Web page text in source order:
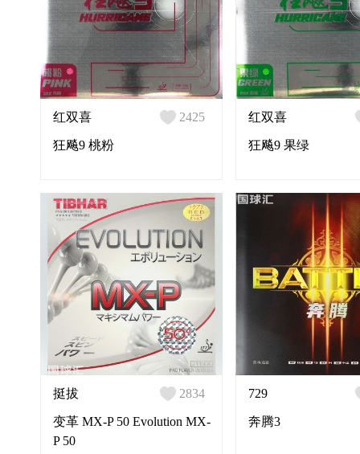
红双喜
狂飚9 桃粉
2425 红双喜
狂飚9 果绿
挺拔
变革 MX-P 50 Evolution MX-
P 50
2834 729
奔腾3